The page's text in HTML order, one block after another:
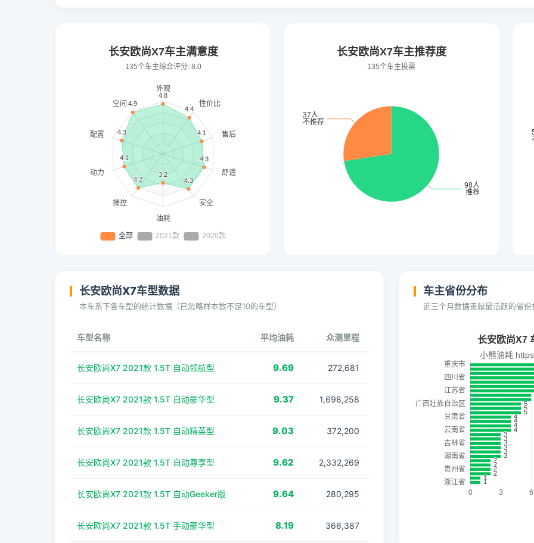
长安欧尚X7车型数据
本车系下各车型的统计数据（已忽略样本数不足10的车型）
车型名称 平均油耗 众测里程
长安欧尚X7 2021款 1.5T 自动领航型 9.69 272,681
长安欧尚X7 2021款 1.5T 自动豪华型 9.37 1,698,258
长安欧尚X7 2021款 1.5T 自动精英型 9.03 372,200
长安欧尚X7 2021款 1.5T 自动尊享型 9.62 2,332,269
长安欧尚X7 2021款 1.5T 自动Geeker版 9.64 280,295
长安欧尚X7 2021款 1.5T 手动豪华型 8.19 366,387
车主省份分布
近三个月数据贡献最活跃的省份